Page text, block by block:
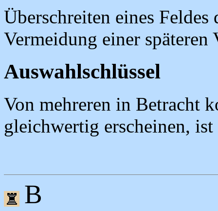
Überschreiten eines
Vermeidung einer späteren
Auswahlschlüssel
Von mehreren in Betracht
gleichwertig erscheinen,
B